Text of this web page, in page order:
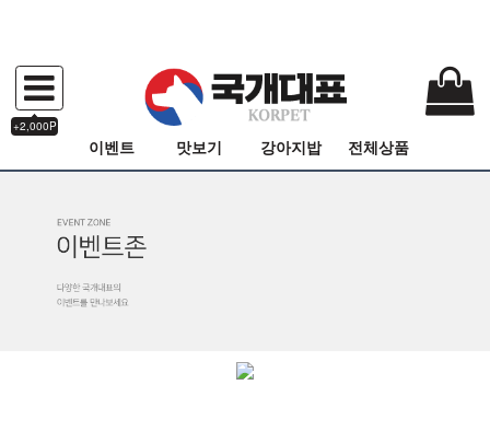
+2,000P
이벤트 맛보기 강아지밥 전체상품